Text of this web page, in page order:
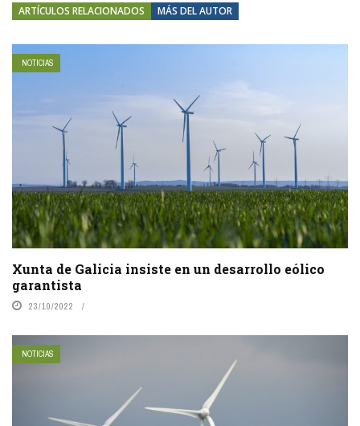
ARTÍCULOS RELACIONADOS MÁS DEL AUTOR
NOTICIAS
Xunta de Galicia insiste en un desarrollo eólico
garantista
23/10/2022
NOTICIAS